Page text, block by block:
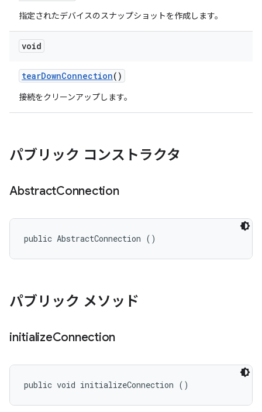
指定されたデバイスのスナップショットを作成します。
void
tearDownConnection()
接続をクリーンアップします。
パブリック コンストラクタ
AbstractConnection
public AbstractConnection ()
パブリック メソッド
initializeConnection
public void initializeConnection ()